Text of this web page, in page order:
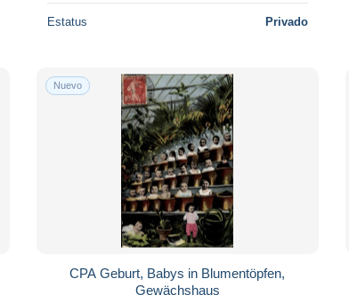
Estatus Privado
Nuevo
CPA Geburt, Babys in Blumentöpfen,
Gewächshaus